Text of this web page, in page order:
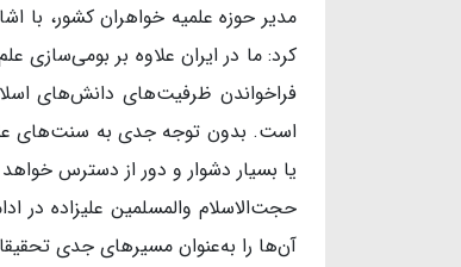
مدیر حوزه علمیه خواهران کشور، با
کرد: ما در ایران علاوه بر بومی‌سازی
فراخواندن ظرفیت‌های دانش‌های
است. بدون توجه جدی به سنت‌های
یا بسیار دشوار و دور از دسترس
حجت‌الاسلام والمسلمین علیزاده در
آن‌ها را به‌عنوان مسیرهای جدی